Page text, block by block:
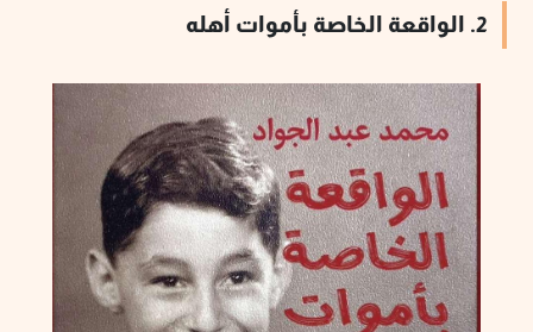
2. الواقعة الخاصة بأموات أهله